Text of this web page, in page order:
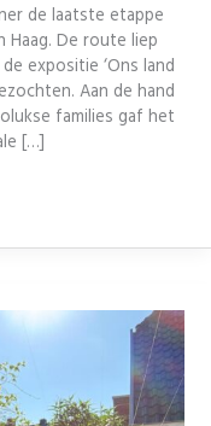
de laatste etappe
Haag. De route liep
expositie ‘Ons land
Aan de hand
families gaf het
[…]